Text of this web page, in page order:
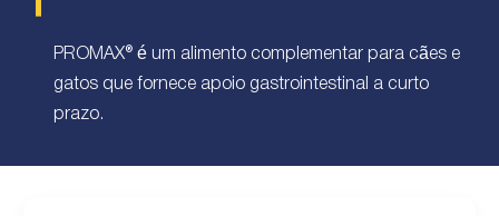
PROMAX® é um alimento complementar para cães e
gatos que fornece apoio gastrointestinal a curto
prazo.